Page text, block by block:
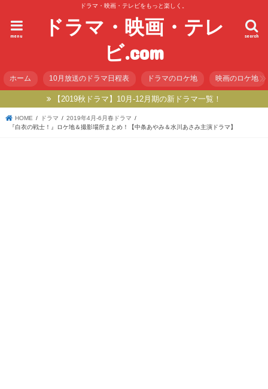
ドラマ・映画・テレビをもっと楽しく。
ドラマ・映画・テレ
ビ.com
search
menu
ホーム 10月放送のドラマ日程表 ドラマのロケ地 映画のロケ地
【2019秋ドラマ】10月-12月期の新ドラマ一覧！
HOME ドラマ
2019年4月-6月春ドラマ
『白衣の戦士！』ロケ地＆撮影場所まとめ！【中条あやみ＆水川あさみ主演ドラマ】